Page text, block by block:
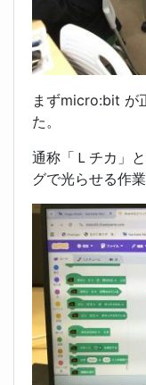
まずmicro:bit が
た。
通称「Ｌチカ」
グで光らせる作業